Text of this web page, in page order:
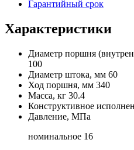
Гарантийный срок
Характеристики
Диаметр поршня
100
Диаметр штока, мм 60
Ход поршня, мм 340
Масса, кг 30.4
Конструктивное
Давление, МПа
номинальное 16